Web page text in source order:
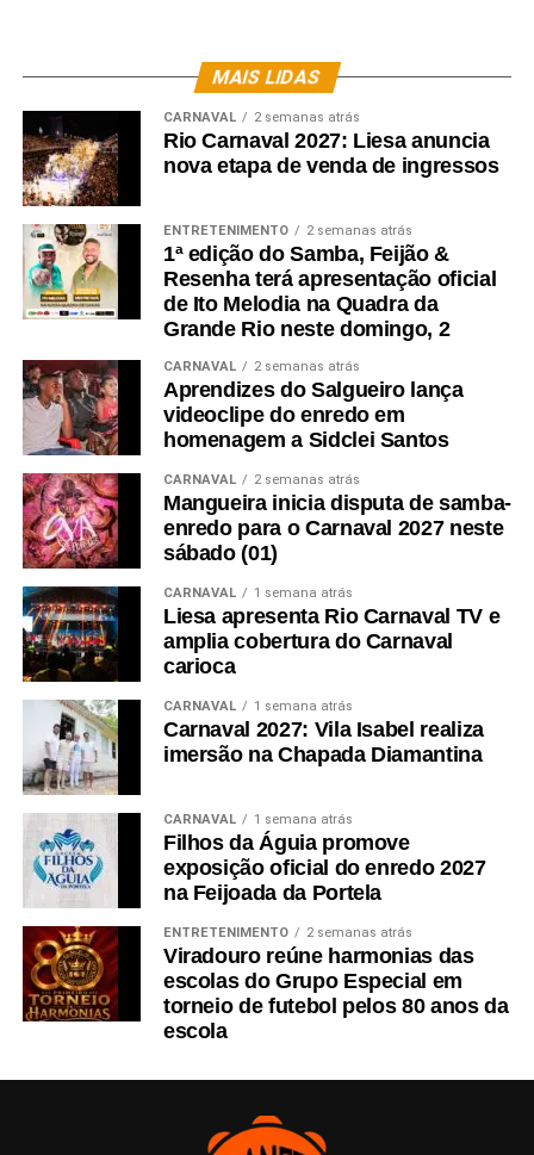
MAIS LIDAS
CARNAVAL 2 semanas atrás
Rio Carnaval 2027: Liesa anuncia
nova etapa de venda de ingressos
ENTRETENIMENTO 2 semanas atrás
1ª edição do Samba, Feijão &
Resenha terá apresentação oficial
de Ito Melodia na Quadra da
Grande Rio neste domingo, 2
CARNAVAL 2 semanas atrás
Aprendizes do Salgueiro lança
videoclipe do enredo em
homenagem a Sidclei Santos
CARNAVAL 2 semanas atrás
Mangueira inicia disputa de samba-
enredo para o Carnaval 2027 neste
sábado (01)
CARNAVAL 1 semana atrás
Liesa apresenta Rio Carnaval TV e
amplia cobertura do Carnaval
carioca
CARNAVAL 1 semana atrás
Carnaval 2027: Vila Isabel realiza
imersão na Chapada Diamantina
CARNAVAL 1 semana atrás
Filhos da Águia promove
exposição oficial do enredo 2027
na Feijoada da Portela
ENTRETENIMENTO 2 semanas atrás
Viradouro reúne harmonias das
escolas do Grupo Especial em
torneio de futebol pelos 80 anos da
escola